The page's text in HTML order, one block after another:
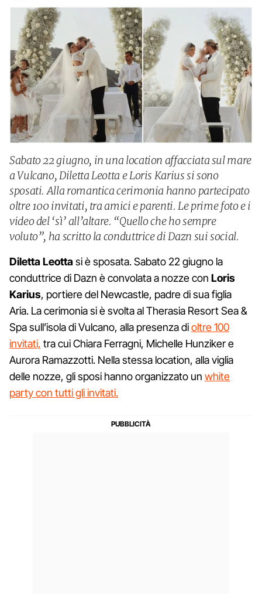
Sabato 22 giugno, in una location affacciata sul mare
a Vulcano, Diletta Leotta e Loris Karius si sono
sposati. Alla romantica cerimonia hanno partecipato
oltre 100 invitati, tra amici e parenti. Le prime foto e i
video del ‘sì’ all’altare. “Quello che ho sempre
voluto”, ha scritto la conduttrice di Dazn sui social.
DilettaLeottasi è sposata. Sabato 22 giugno la
conduttrice di Dazn è convolata a nozze con Loris
Karius, portiere del Newcastle, padre di sua figlia
Aria. La cerimonia si è svolta al Therasia Resort Sea &
Spa sull’isola di Vulcano, alla presenza dioltre 100
invitati, tra cui Chiara Ferragni, Michelle Hunziker e
Aurora Ramazzotti. Nella stessa location, alla viglia
delle nozze, gli sposi hanno organizzato un white
party con tutti gli invitati.